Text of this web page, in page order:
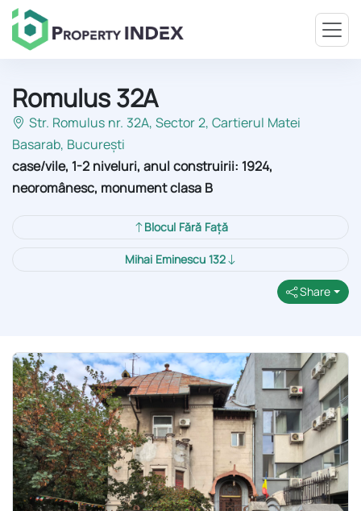
Romulus 32A
Str. Romulus nr. 32A, Sector 2, Cartierul Matei
Basarab, București
case/vile, 1-2 niveluri, anul construirii: 1924,
neoromânesc, monument clasa B
Blocul Fără Față
Mihai Eminescu 132
Share